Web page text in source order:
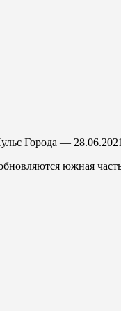
Города — 28.06.2021
южная